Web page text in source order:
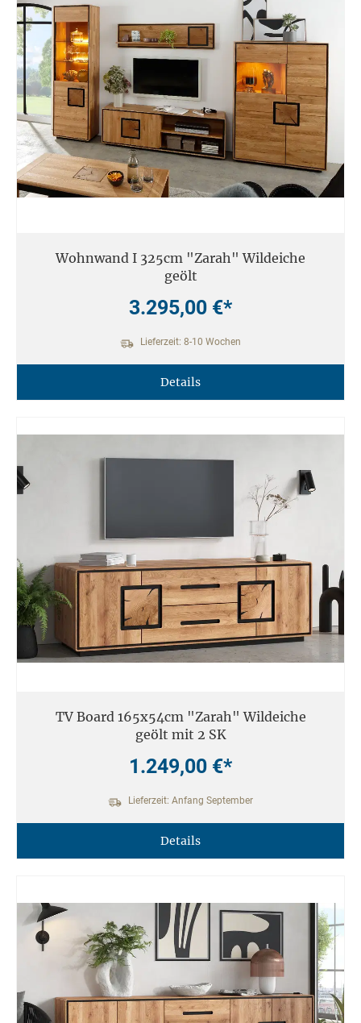
Wohnwand I 325cm "Zarah" Wildeiche
geölt
3.295,00 €*
Lieferzeit: 8-10 Wochen
Details
TV Board 165x54cm "Zarah" Wildeiche
geölt mit 2 SK
1.249,00 €*
Lieferzeit: Anfang September
Details